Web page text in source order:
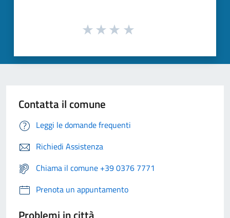
Contatta il comune
Leggi le domande frequenti
Richiedi Assistenza
Chiama il comune +39 0376 7771
Prenota un appuntamento